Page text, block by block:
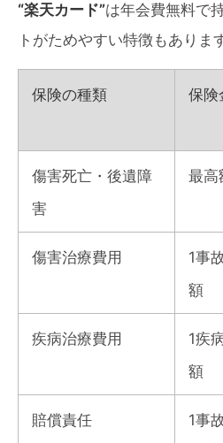
“楽天カード”は年会費無料で
トがためやすい特徴もありま
保険の種類 保険
傷害死亡・後遺障
害
最高
傷害治療費用
1事
額
疾病治療費用
1疾
額
賠償責任
1事